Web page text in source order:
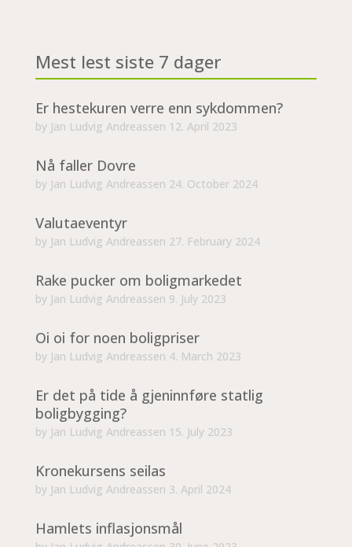
Mest lest siste 7 dager
Er hestekuren verre enn sykdommen?
by Jan Ludvig Andreassen 12. April 2023
Nå faller Dovre
by Jan Ludvig Andreassen 24. October 2024
Valutaeventyr
by Jan Ludvig Andreassen 27. February 2024
Rake pucker om boligmarkedet
by Jan Ludvig Andreassen 9. July 2023
Oi oi for noen boligpriser
by Jan Ludvig Andreassen 4. March 2023
Er det på tide å gjeninnføre statlig
boligbygging?
by Jan Ludvig Andreassen 15. July 2023
Kronekursens seilas
by Jan Ludvig Andreassen 3. April 2024
Hamlets inflasjonsmål